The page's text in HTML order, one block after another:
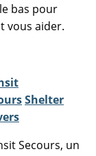
bas pour
vous aider.
Shelter
Secours, un